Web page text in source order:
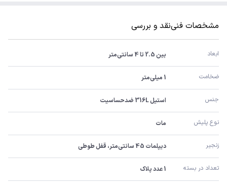
مشخصات فنینقد و بررسی
ابعاد بین 2.5 تا 4 سانتی‌متر
ضخامت 1 میلی‌متر
جنس استیل 316L ضدحساسیت
نوع پلیش مات
زنجیر دیپلمات 45 سانتی‌متر، قفل طوطی
تعداد در بسته 1 عدد پلاک